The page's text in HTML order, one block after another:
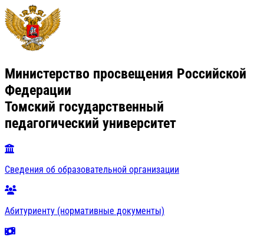
Министерство просвещения Российской
Федерации
Томский государственный
педагогический университет
Сведения об образовательной организации
Абитуриенту (нормативные документы)